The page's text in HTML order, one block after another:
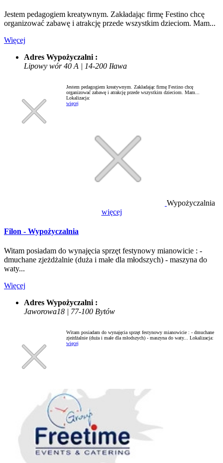
Jestem pedagogiem kreatywnym. Zakładając firmę Festino chcę
organizować zabawę i atrakcję przede wszystkim dzieciom. Mam...
Więcej
Adres Wypożyczalni :
Lipowy wór 40 A | 14-200 Iława
Jestem pedagogiem kreatywnym. Zakładając firmę Festino chcę
organizować zabawę i atrakcję przede wszystkim dzieciom. Mam...
Lokalizacja:
więcej
Wypożyczalnia
więcej
Filon - Wypożyczalnia
Witam posiadam do wynajęcia sprzęt festynowy mianowicie : -
dmuchane zjeżdżalnie (duża i małe dla młodszych) - maszyna do
waty...
Więcej
Adres Wypożyczalni :
Jaworowa18 | 77-100 Bytów
Witam posiadam do wynajęcia sprzęt festynowy mianowicie : - dmuchane
zjeżdżalnie (duża i małe dla młodszych) - maszyna do waty... Lokalizacja:
więcej